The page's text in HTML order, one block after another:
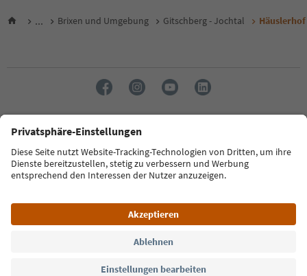
... Brixen und Umgebung Gitschberg - Jochtal Häuslerhof
Sprache: Deutsch
FAQ Kontakt Presse MICE Datenschutzerklärung
Zugänglichkeitserklärung